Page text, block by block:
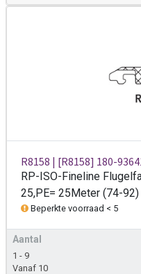
R8158 | [R8158] 180-
RP-ISO-Fineline
25,PE= 25Meter (74-92)
Beperkte voorraad < 5
Aantal
1 - 9
Vanaf 10